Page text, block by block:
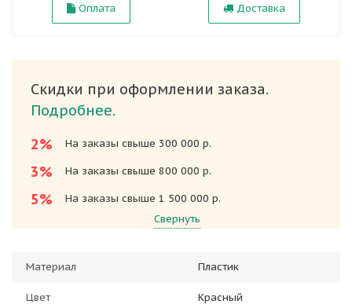
Оплата Доставка
Скидки при оформлении заказа.
Подробнее.
2%
На заказы свыше 300 000 р.
3% На заказы свыше 800 000 р.
5%
На заказы свыше 1 500 000 р.
Свернуть
Материал Пластик
Цвет Красный